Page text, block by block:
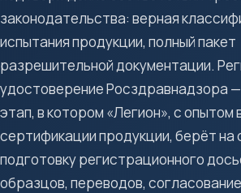
законодательства: верная
испытания продукции, полный пакет
разрешительной документации.
удостоверение Росздравнадзора
этап, в котором «Легион», с опытом
сертификации продукции, берёт на
подготовку регистрационного
образцов, переводов,